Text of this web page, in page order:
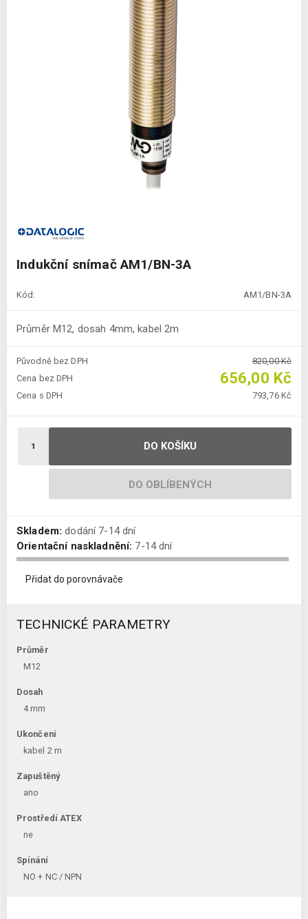
Indukční snímač AM1/BN-3A
Kód: AM1/BN-3A
Průměr M12, dosah 4mm, kabel 2m
Původně bez DPH
820,00 Kč
Cena bez DPH
656,00 Kč
Cena s DPH 793,76 Kč
DO KOŠÍKU
DO OBLÍBENÝCH
Skladem: dodání 7-14 dní
Orientační naskladnění: 7-14 dní
Přidat do porovnávače
TECHNICKÉ PARAMETRY
Průměr
M12
Dosah
4 mm
Ukončení
kabel 2 m
Zapuštěný
ano
Prostředí ATEX
ne
Spínání
NO + NC / NPN